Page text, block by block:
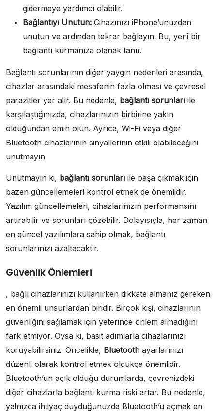
gidermeye yardımcı olabilir.
Bağlantıyı Unutun: Cihazınızı iPhone’unuzdan
unutun ve ardından tekrar bağlayın. Bu, yeni bir
bağlantı kurmanıza olanak tanır.
Bağlantı sorunlarının diğer yaygın nedenleri arasında,
cihazlar arasındaki mesafenin fazla olması ve çevresel
parazitler yer alır. Bu nedenle, bağlantı sorunları ile
karşılaştığınızda, cihazlarınızın birbirine yakın
olduğundan emin olun. Ayrıca, Wi-Fi veya diğer
Bluetooth cihazlarının sinyallerinin etkili olabileceğini
unutmayın.
Unutmayın ki, bağlantı sorunları ile başa çıkmak için
bazen güncellemeleri kontrol etmek de önemlidir.
Yazılım güncellemeleri, cihazlarınızın performansını
artırabilir ve sorunları çözebilir. Dolayısıyla, her zaman
en güncel yazılımlara sahip olmak, bağlantı
sorunlarınızı azaltacaktır.
Güvenlik Önlemleri
, bağlı cihazlarınızı kullanırken dikkate almanız gereken
en önemli unsurlardan biridir. Birçok kişi, cihazlarının
güvenliğini sağlamak için yeterince önlem almadığını
fark etmiyor. Oysa ki, basit adımlarla cihazlarınızı
koruyabilirsiniz. Öncelikle, Bluetooth ayarlarınızı
düzenli olarak kontrol etmek oldukça önemlidir.
Bluetooth’un açık olduğu durumlarda, çevrenizdeki
diğer cihazlarla bağlantı kurma riski artar. Bu nedenle,
yalnızca ihtiyaç duyduğunuzda Bluetooth’u açmak en